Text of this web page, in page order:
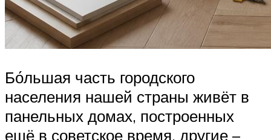
Бо́льшая часть городского
населения нашей страны живёт в
панельных домах, построенных
ещё в советское время, другие –